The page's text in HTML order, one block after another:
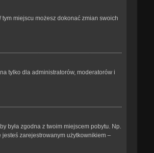
miejscu możesz dokonać zmian swoich
tylko dla administratorów, moderatorów i
była zgodna z twoim miejscem pobytu. Np.
zarejestrowanym użytkownikiem –